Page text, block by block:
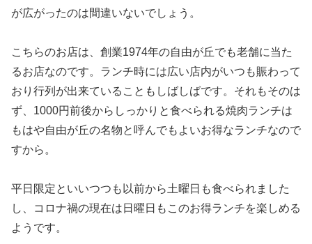
が広がったのは間違いないでしょう。
こちらのお店は、創業1974年の自由が丘でも老舗に当た
るお店なのです。ランチ時には広い店内がいつも賑わって
おり行列が出来ていることもしばしばです。それもそのは
ず、1000円前後からしっかりと食べられる焼肉ランチは
もはや自由が丘の名物と呼んでもよいお得なランチなので
すから。
平日限定といいつつも以前から土曜日も食べられました
し、コロナ禍の現在は日曜日もこのお得ランチを楽しめる
ようです。